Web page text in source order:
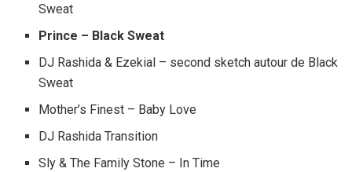
Sweat
Prince – Black Sweat
DJ Rashida & Ezekial – second sketch autour de Black
Sweat
Mother’s Finest – Baby Love
DJ Rashida Transition
Sly & The Family Stone – In Time